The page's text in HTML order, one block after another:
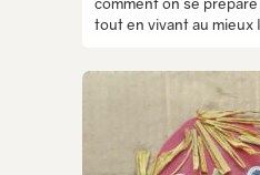
tout en vivant au mieux